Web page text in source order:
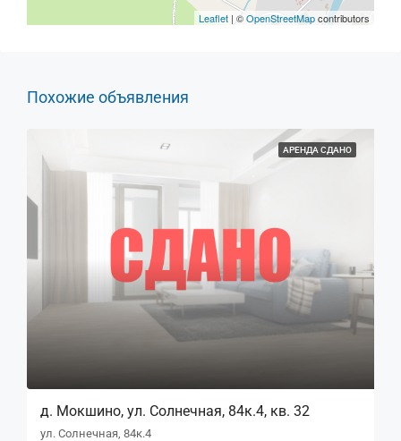
Leaflet | ©OpenStreetMapcontributors
Похожие объявления
АРЕНДА СДАНО
д. Мокшино, ул. Солнечная, 84к.4, кв. 32
ул. Солнечная, 84к.4